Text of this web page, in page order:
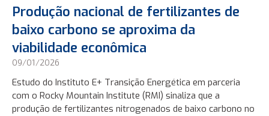
Produção nacional de fertilizantes de
baixo carbono se aproxima da
viabilidade econômica
09/01/2026
Estudo do Instituto E+ Transição Energética em parceria
com o Rocky Mountain Institute (RMI) sinaliza que a
produção de fertilizantes nitrogenados de baixo carbono no